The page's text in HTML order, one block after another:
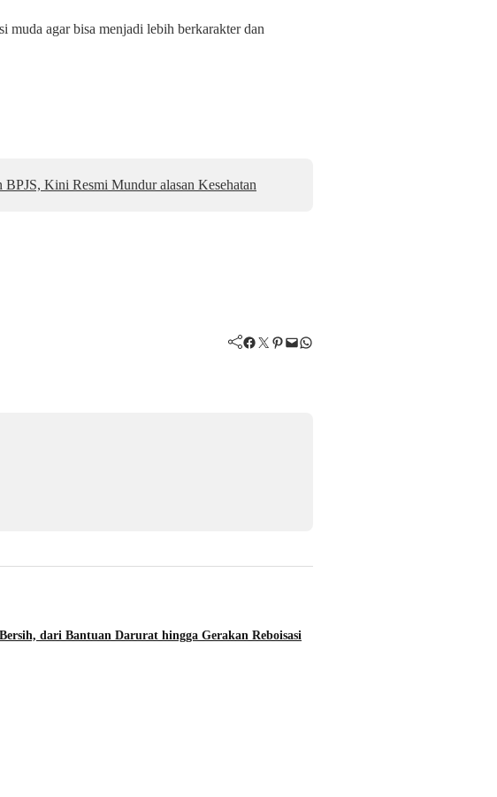
muda agar bisa menjadi lebih berkarakter dan
Kini Resmi Mundur alasan Kesehatan
Facebook Twitter Pinterest Mail WhatsApp
dari Bantuan Darurat hingga Gerakan Reboisasi